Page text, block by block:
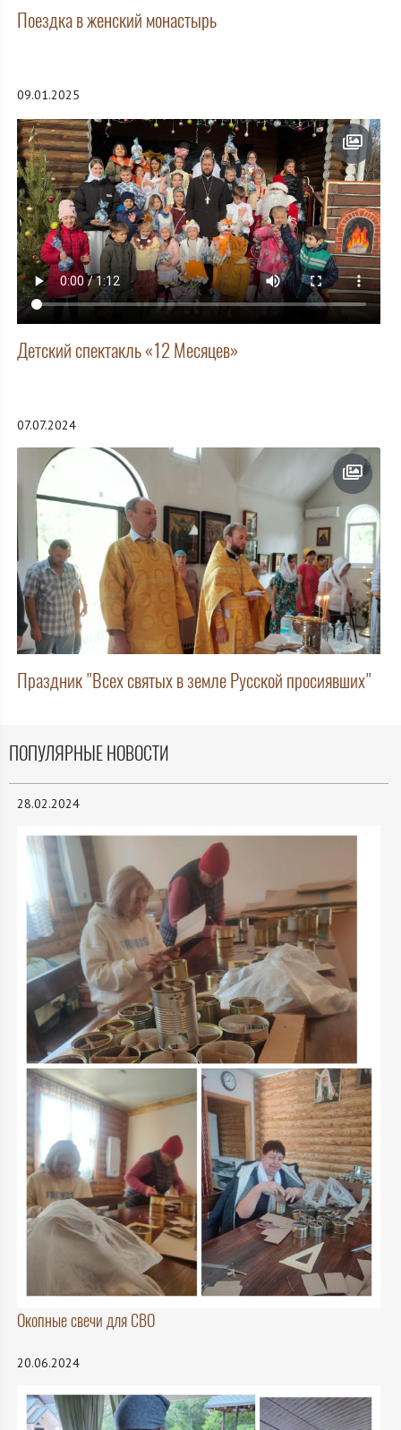
Поездка в женский монастырь
09.01.2025
Детский спектакль «12 Месяцев»
07.07.2024
Праздник "Всех святых в земле Русской просиявших"
ПОПУЛЯРНЫЕ НОВОСТИ
28.02.2024
Окопные свечи для СВО
20.06.2024